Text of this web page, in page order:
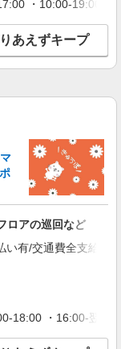
を見る
払い有/週払い有/交
細を見る
ホテルのような美
払い有/週払い有/交
・10:00-19:00
あえずキープ
ロアの巡回など
有/交通費全支給(ガ
18:00 ・16:00-